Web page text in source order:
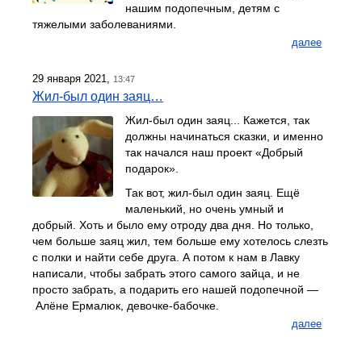
нашим подопечным, детям с
тяжелыми заболеваниями.
далее
29 января 2021, 13:47
Жил-был один заяц…
Жил-был один заяц... Кажется, так
должны начинаться сказки, и именно
так начался наш проект «Добрый
подарок».
Так вот, жил-был один заяц. Ещё
маленький, но очень умный и
добрый. Хоть и было ему отроду два дня. Но только,
чем больше заяц жил, тем больше ему хотелось слезть
с полки и найти себе друга. А потом к нам в Лавку
написали, чтобы забрать этого самого зайца, и не
просто забрать, а подарить его нашей подопечной —
Алёне Ермалюк, девочке-бабочке.
далее